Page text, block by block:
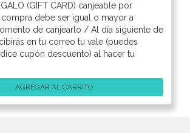
(GIFT CARD) canjeable por
debe ser igual o mayor a
de canjearlo / Al día siguiente de
en tu correo tu vale (puedes
cupón descuento) al hacer tu
AGREGAR AL CARRITO